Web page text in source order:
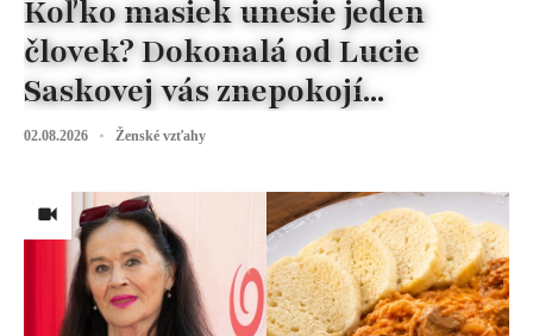
Koľko masiek unesie jeden
človek? Dokonalá od Lucie
Saskovej vás znepokojí...
02.08.2026 Ženské vzťahy